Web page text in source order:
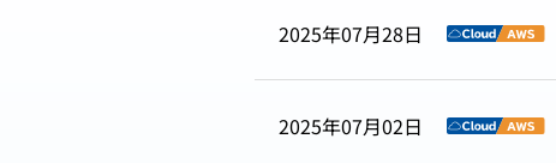
2025年07月28日
2025年07月02日